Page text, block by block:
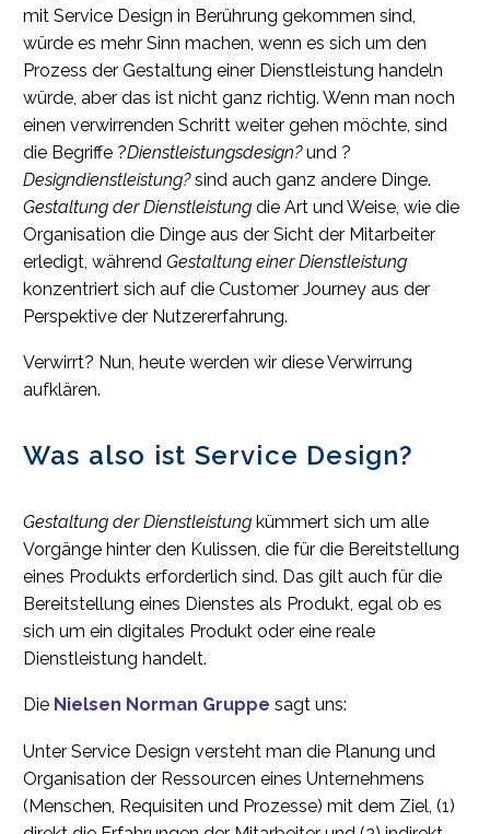
mit Service Design in Berührung gekommen sind,
würde es mehr Sinn machen, wenn es sich um den
Prozess der Gestaltung einer Dienstleistung handeln
würde, aber das ist nicht ganz richtig. Wenn man noch
einen verwirrenden Schritt weiter gehen möchte, sind
die Begriffe ?Dienstleistungsdesign?und ?
Designdienstleistung?sind auch ganz andere Dinge.
Gestaltung der Dienstleistung die Art und Weise, wie die
Organisation die Dinge aus der Sicht der Mitarbeiter
erledigt, während Gestaltung einer Dienstleistung
konzentriert sich auf die Customer Journey aus der
Perspektive der Nutzererfahrung.
Verwirrt? Nun, heute werden wir diese Verwirrung
aufklären.
Was also ist Service Design?
Gestaltung der Dienstleistung kümmert sich um alle
Vorgänge hinter den Kulissen, die für die Bereitstellung
eines Produkts erforderlich sind. Das gilt auch für die
Bereitstellung eines Dienstes als Produkt, egal ob es
sich um ein digitales Produkt oder eine reale
Dienstleistung handelt.
Die Nielsen Norman Gruppe sagt uns:
Unter Service Design versteht man die Planung und
Organisation der Ressourcen eines Unternehmens
(Menschen, Requisiten und Prozesse) mit dem Ziel, (1)